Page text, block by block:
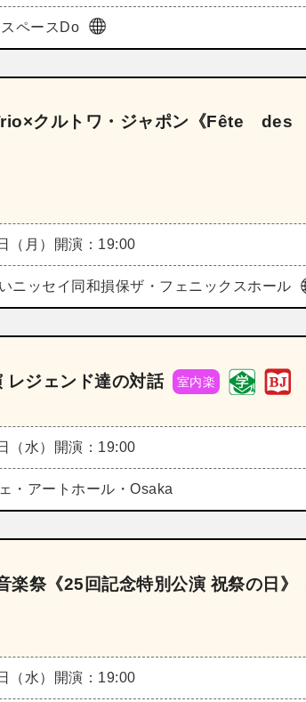
ペースDo
クルトワ・ジャポン《Fête des
（月） 開演：19:00
ニッセイ同和損保ザ・フェニックスホール
ジェンド達の対話 室内楽
（水） 開演：19:00
・アートホール・Osaka
祭《25回記念特別公演 祝祭の日》
（水） 開演：19:00